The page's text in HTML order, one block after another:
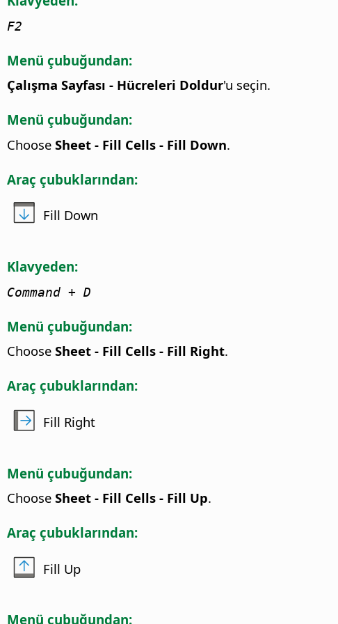
F2
Menü çubuğundan:
Çalışma Sayfası - Hücreleri Doldur'u seçin.
Menü çubuğundan:
Choose Sheet - Fill Cells - Fill Down.
Araç çubuklarından:
Fill Down
Klavyeden:
Command + D
Menü çubuğundan:
Choose Sheet - Fill Cells - Fill Right.
Araç çubuklarından:
Fill Right
Menü çubuğundan:
Choose Sheet - Fill Cells - Fill Up.
Araç çubuklarından:
Fill Up
Menü çubuğundan: